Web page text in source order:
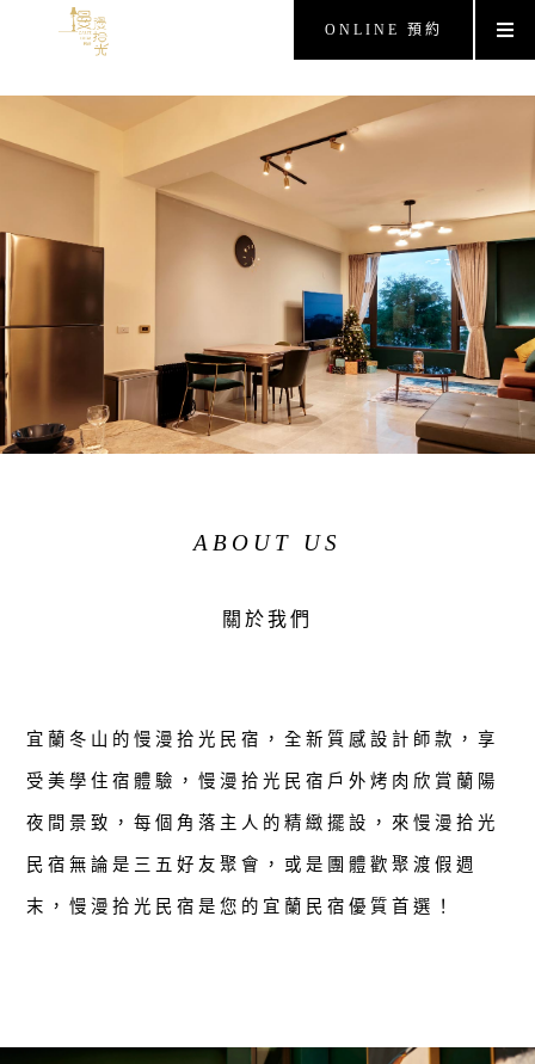
ONLINE 預約
ABOUT US
關於我們
宜蘭冬山的慢漫拾光民宿，全新質感設計師款，享
受美學住宿體驗，慢漫拾光民宿戶外烤肉欣賞蘭陽
夜間景致，每個角落主人的精緻擺設，來慢漫拾光
民宿無論是三五好友聚會，或是團體歡聚渡假週
末，慢漫拾光民宿是您的宜蘭民宿優質首選！